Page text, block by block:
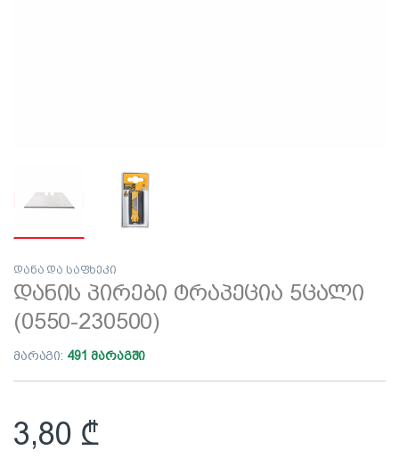
დანა და საფხეკი
დანის პირები ტრაპეცია 5ცალი
(0550-230500)
მარაგი: 491 მარაგში
3,80 ₾